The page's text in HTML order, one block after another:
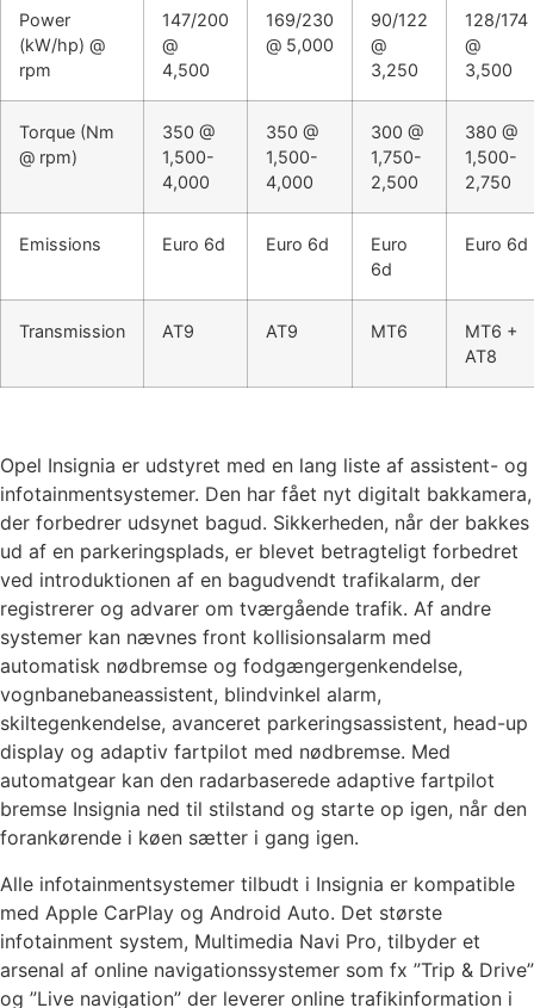
Power
(kW/hp) @
rpm
147/200
@
4,500
169/230
@ 5,000
90/122
@
3,250
128/174
@
3,500
Torque (Nm
@ rpm)
350 @
1,500-
4,000
350 @
1,500-
4,000
300 @
1,750-
2,500
380 @
1,500-
2,750
Emissions Euro 6d Euro 6d
Euro
6d
Euro 6d
Transmission AT9 AT9 MT6
MT6 +
AT8
Opel Insignia er udstyret med en lang liste af assistent- og
infotainmentsystemer. Den har fået nyt digitalt bakkamera,
der forbedrer udsynet bagud. Sikkerheden, når der bakkes
ud af en parkeringsplads, er blevet betragteligt forbedret
ved introduktionen af en bagudvendt trafikalarm, der
registrerer og advarer om tværgående trafik. Af andre
systemer kan nævnes front kollisionsalarm med
automatisk nødbremse og fodgængergenkendelse,
vognbanebaneassistent, blindvinkel alarm,
skiltegenkendelse, avanceret parkeringsassistent, head-up
display og adaptiv fartpilot med nødbremse. Med
automatgear kan den radarbaserede adaptive fartpilot
bremse Insignia ned til stilstand og starte op igen, når den
forankørende i køen sætter i gang igen.
Alle infotainmentsystemer tilbudt i Insignia er kompatible
med Apple CarPlay og Android Auto. Det største
infotainment system, Multimedia Navi Pro, tilbyder et
arsenal af online navigationssystemer som fx ”Trip & Drive”
og ”Live navigation” der leverer online trafikinformation i